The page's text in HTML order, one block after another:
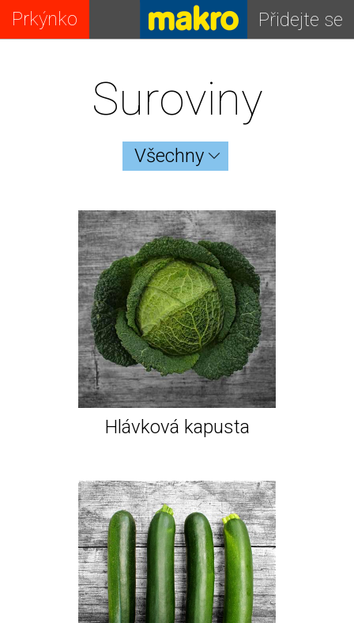
Prkýnko Přidejte se
Suroviny
Všechny
Hlávková kapusta